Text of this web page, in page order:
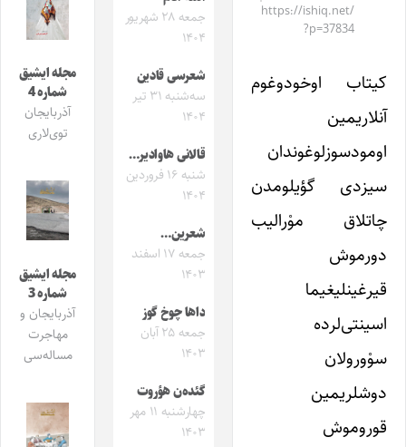
https://ishiq.net/
?p=37834
کیتاب اوخودوغوم
آنلاریمین
اومودسوزلوغوندان
سیزدی گؤیلومدن
چاتلاق موْرالیب
دورموش
قیرغینلیغیما
اسینتی‌لرده
سوْورولان
دوشلریمین
قوروموش
جمعه ۲۸ شهریور
۱۴۰۴
شعرسی قادین
سه‌شنبه ۳۱ تیر
۱۴۰۴
قالانی هاوادیر…
شنبه ۱۶ فروردین
۱۴۰۴
شعرین…
جمعه ۱۷ اسفند
۱۴۰۳
داها چوخ گوز
جمعه ۲۵ آبان
۱۴۰۳
گئده‌ن هؤروت
چهارشنبه ۱۱ مهر
۱۴۰۳
مجله ایشیق
شماره 4
آذربایجان
توی‌لاری
مجله ایشیق
شماره 3
آذربایجان و
مهاجرت
مساله‌سی